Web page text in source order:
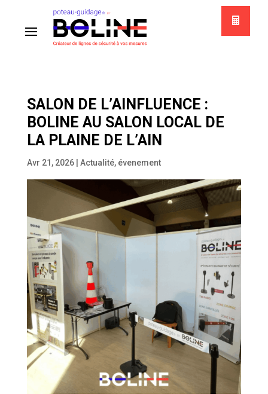
SALON DE L’AINFLUENCE :
BOLINE AU SALON LOCAL DE
LA PLAINE DE L’AIN
Avr 21, 2026| Actualité, évenement